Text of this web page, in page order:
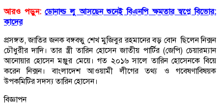
আরও পড়ুন: ডোনাল্ড লু আসছেন শুনেই বিএনপি ক্ষমতার স্বপ্নে বিভোর:
কাদের
প্রসঙ্গত, জাতির জনক বঙ্গবন্ধু শেখ মুজিবুর রহমানের বড় বোন ছিলেন নিক্সন
চৌধুরীর দাদি। তার স্ত্রী তারিন হোসেন জাতীয় পার্টির (জেপি) চেয়ারম্যান
আনোয়ার হোসেন মঞ্জুর মেয়ে। গত ২০১৬ সালে তারিন হোসেনকে বিয়ে
করেন নিক্সন। বাংলাদেশ আওয়ামী লীগের তথ্য ও গবেষণাবিষয়ক
উপকমিটির সদস্য তারিন হোসেন।
বিজ্ঞাপন